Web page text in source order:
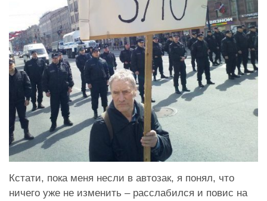
Кстати, пока меня несли в автозак, я понял, что
ничего уже не изменить – расслабился и повис на